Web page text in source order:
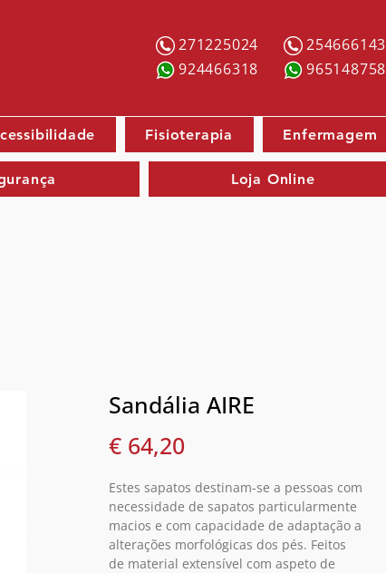
271225024
924466318
254666143
965148758
Fisioterapia Enfermagem
Loja Online
Sandália AIRE
€ 64,20
Estes sapatos destinam-se a pessoas com
necessidade de sapatos particularmente
macios e com capacidade de adaptação a
alterações morfológicas dos pés. Feitos
de material extensível com aspeto de